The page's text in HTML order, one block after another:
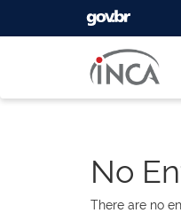
GOVBR
No
There are no